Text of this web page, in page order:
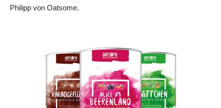
Philipp von Oatsome.